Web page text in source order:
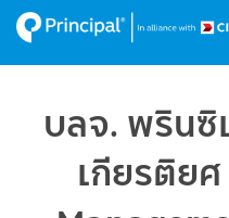
Skip
to
main
บลจ. พรินซิ
เกียรติย